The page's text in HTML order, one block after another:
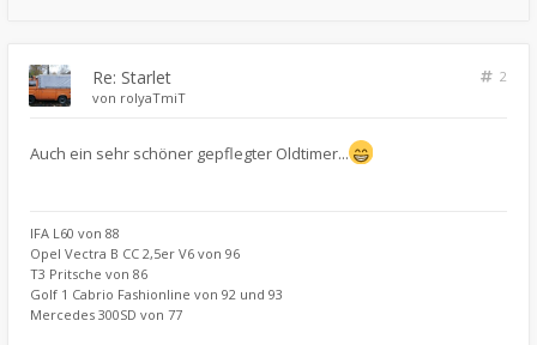
Re: Starlet
2
von rolyaTmiT
Auch ein sehr schöner gepflegter Oldtimer...
IFA L60 von 88
Opel Vectra B CC 2,5er V6 von 96
T3 Pritsche von 86
Golf 1 Cabrio Fashionline von 92 und 93
Mercedes 300SD von 77